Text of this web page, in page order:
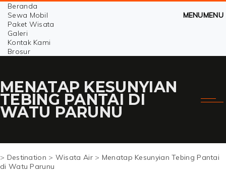
MENUMENU
Beranda
Sewa Mobil
Paket Wisata
Galeri
Kontak Kami
Brosur
MENATAP KESUNYIAN
TEBING PANTAI DI
WATU PARUNU
> Destination > Wisata Air> Menatap Kesunyian Tebing Pantai
di Watu Parunu